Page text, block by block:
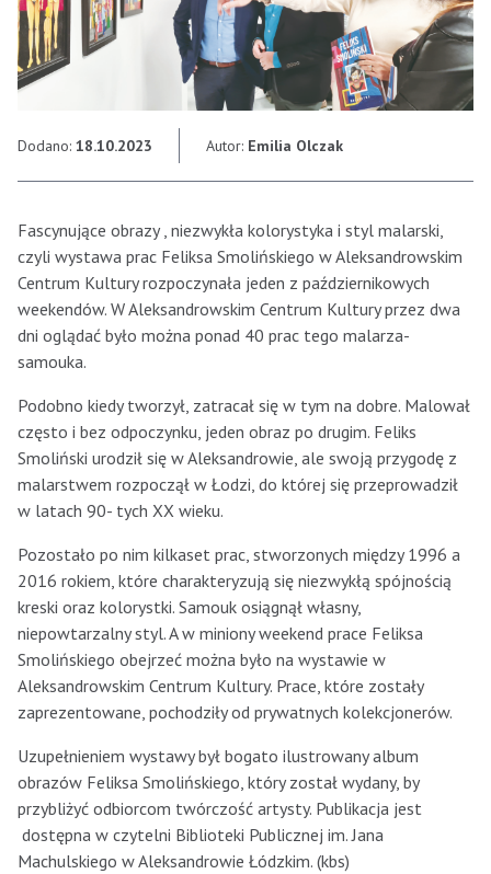
Dodano: 18.10.2023 Autor: Emilia Olczak
Fascynujące obrazy , niezwykła kolorystyka i styl malarski,
czyli wystawa prac Feliksa Smolińskiego w Aleksandrowskim
Centrum Kultury rozpoczynała jeden z październikowych
weekendów. W Aleksandrowskim Centrum Kultury przez dwa
dni oglądać było można ponad 40 prac tego malarza-
samouka.
Podobno kiedy tworzył, zatracał się w tym na dobre. Malował
często i bez odpoczynku, jeden obraz po drugim. Feliks
Smoliński urodził się w Aleksandrowie, ale swoją przygodę z
malarstwem rozpoczął w Łodzi, do której się przeprowadził
w latach 90- tych XX wieku.
Pozostało po nim kilkaset prac, stworzonych między 1996 a
2016 rokiem, które charakteryzują się niezwykłą spójnością
kreski oraz kolorystki. Samouk osiągnął własny,
niepowtarzalny styl. A w miniony weekend prace Feliksa
Smolińskiego obejrzeć można było na wystawie w
Aleksandrowskim Centrum Kultury. Prace, które zostały
zaprezentowane, pochodziły od prywatnych kolekcjonerów.
Uzupełnieniem wystawy był bogato ilustrowany album
obrazów Feliksa Smolińskiego, który został wydany, by
przybliżyć odbiorcom twórczość artysty. Publikacja jest
dostępna w czytelni Biblioteki Publicznej im. Jana
Machulskiego w Aleksandrowie Łódzkim. (kbs)